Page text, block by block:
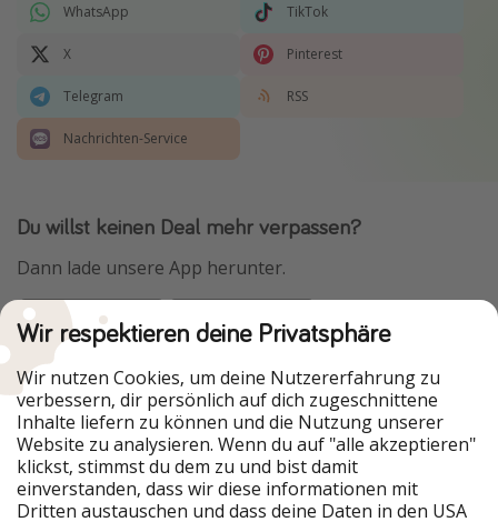
WhatsApp TikTok
X Pinterest
Telegram RSS
Nachrichten-Service
Du willst keinen Deal mehr verpassen?
Dann lade unsere App herunter.
Urlaubspiraten ist Teil der HolidayPirates Group
Unsere Märkte
PiratinViaggio
HolidayPirates
VakantiePiraten
WakacyjniPiraci
VoyagesPirates
Ferienpiraten
Urlaubspiraten
ViajerosPiratas
Wir respektieren deine Privatsphäre
Wir nutzen Cookies, um deine Nutzererfahrung zu
verbessern, dir persönlich auf dich zugeschnittene
Inhalte liefern zu können und die Nutzung unserer
Website zu analysieren. Wenn du auf "alle akzeptieren"
klickst, stimmst du dem zu und bist damit
einverstanden, dass wir diese informationen mit
Dritten austauschen und dass deine Daten in den USA